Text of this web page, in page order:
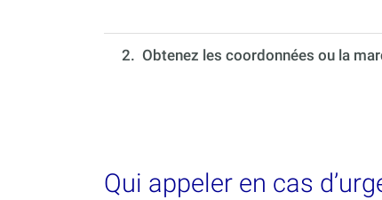
2. Obtenez les coordonnées ou la
Qui appeler en cas